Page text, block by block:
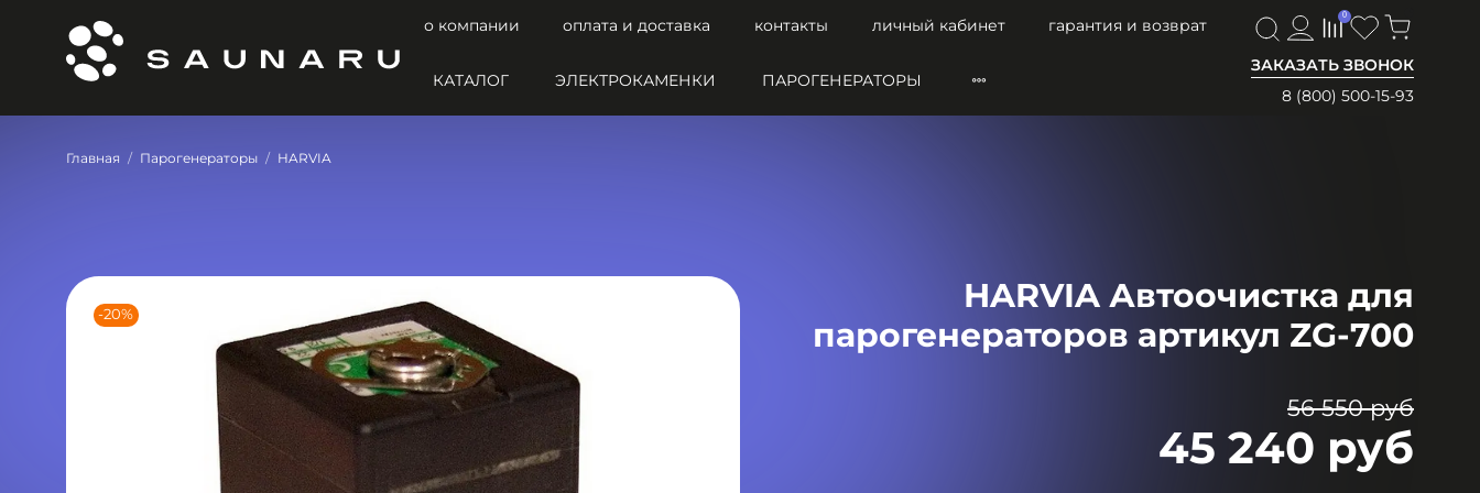
о компании оплата и доставка контакты личный кабинет
гарантия и возврат
ЗАКАЗАТЬ ЗВОНОК
8 (800) 500-15-93
0
КАТАЛОГ ЭЛЕКТРОКАМЕНКИ ПАРОГЕНЕРАТОРЫ
Главная Парогенераторы HARVIA
-20%
HARVIA Автоочистка для
парогенераторов артикул ZG-700
45 240 руб
56 550 руб